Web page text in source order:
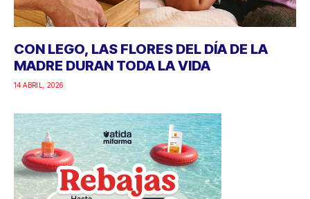
CON LEGO, LAS FLORES DEL DÍA DE LA
MADRE DURAN TODA LA VIDA
14 ABRIL, 2026